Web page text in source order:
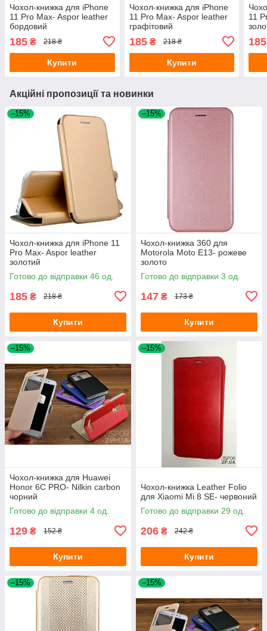
Чохол-книжка для iPhone
11 Pro Max- Aspor leather
бордовий
185 ₴ 218 ₴
Купити
Чохол-книжка для iPhone
11 Pro Max- Aspor leather
графітовий
185₴ 218 ₴
Купити
11
185
Акційні пропозиції та новинки
–15%
Чохол-книжка для iPhone 11
Pro Max- Aspor leather
золотий
Готово до відправки 46 од.
185 ₴ 218 ₴
Купити
–15%
Чохол-книжка 360 для
Motorola Moto E13- рожеве
золото
Готово до відправки 3 од.
147 ₴ 173 ₴
Купити
–15%
Чохол-книжка для Huawei
Honor 6C PRO- Nilkin carbon
чорний
Готово до відправки 4 од.
129 ₴ 152 ₴
Купити
–15%
Чохол-книжка Leather Folio
для Xiaomi Mi 8 SE- червоний
Готово до відправки 29 од.
206 ₴ 242 ₴
Купити
–15% –15%